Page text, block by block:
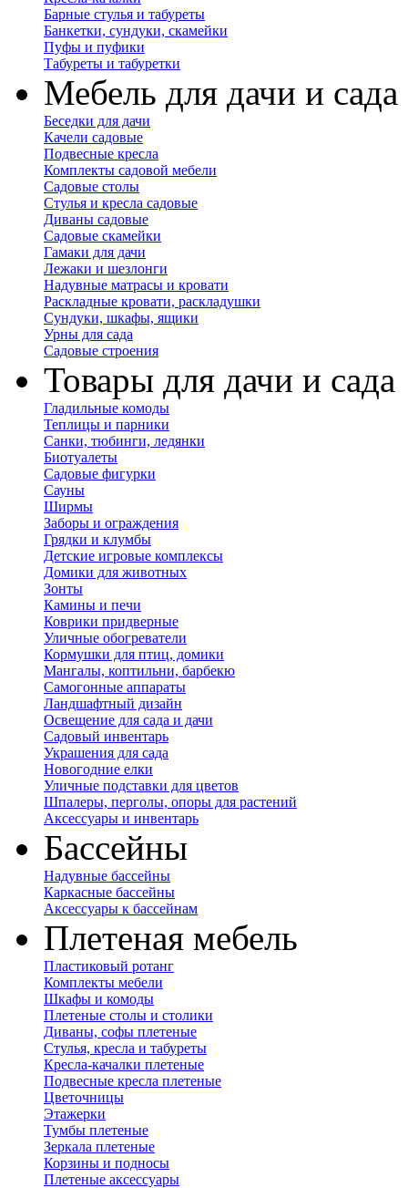
Барные стулья и табуреты
Банкетки, сундуки, скамейки
Пуфы и пуфики
Табуреты и табуретки
Мебель для дачи и сада
Беседки для дачи
Качели садовые
Подвесные кресла
Комплекты садовой мебели
Садовые столы
Стулья и кресла садовые
Диваны садовые
Садовые скамейки
Гамаки для дачи
Лежаки и шезлонги
Надувные матрасы и кровати
Раскладные кровати, раскладушки
Сундуки, шкафы, ящики
Урны для сада
Садовые строения
Товары для дачи и сада
Гладильные комоды
Теплицы и парники
Санки, тюбинги, ледянки
Биотуалеты
Садовые фигурки
Сауны
Ширмы
Заборы и ограждения
Грядки и клумбы
Детские игровые комплексы
Домики для животных
Зонты
Камины и печи
Коврики придверные
Уличные обогреватели
Кормушки для птиц, домики
Мангалы, коптильни, барбекю
Самогонные аппараты
Ландшафтный дизайн
Освещение для сада и дачи
Садовый инвентарь
Украшения для сада
Новогодние елки
Уличные подставки для цветов
Шпалеры, перголы, опоры для растений
Аксессуары и инвентарь
Бассейны
Надувные бассейны
Каркасные бассейны
Аксессуары к бассейнам
Плетеная мебель
Пластиковый ротанг
Комплекты мебели
Шкафы и комоды
Плетеные столы и столики
Диваны, софы плетеные
Стулья, кресла и табуреты
Кресла-качалки плетеные
Подвесные кресла плетеные
Цветочницы
Этажерки
Тумбы плетеные
Зеркала плетеные
Корзины и подносы
Плетеные аксессуары